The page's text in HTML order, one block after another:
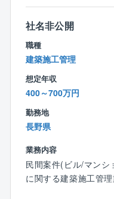
お客様の資金計画の
を提案。
銀行との連携もサポ
▼土地探し
お客様の希望するエ
探しをサポート。
法的規制や周辺環境
▼コンセプトの練り上
ヒアリングで得た情
コンセプトを具体化。
■一級建築施工管理技
■二級建築施工管理技士
社名非公開
職種
建築施工管理
想定年収
400～700万円
勤務地
長野県
業務内容
民間案件(ビル/マン
に関する建築施工管